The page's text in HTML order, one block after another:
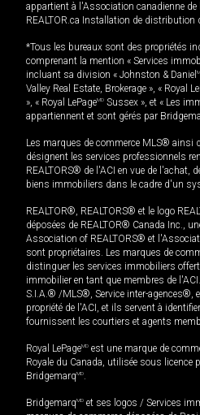
appartient à l'Association canadienne de
REALTOR.ca Installation de distribution
*Tous les bureaux sont des propriétés
comprenant la mention « Services
incluant sa division « Johnston & Daniel
Valley Real Estate, Brokerage », « Royal
», « Royal LePageMD Sussex », et « Les
appartiennent et sont gérés par
Les marques de commerce MLS® ainsi
désignent les services professionnels
REALTORS® de l'ACI en vue de l'achat,
biens immobiliers dans le cadre d'un
REALTOR®, REALTORS® et le logo
déposées de REALTOR® Canada Inc.,
Association of REALTORS® et
sont propriétaires. Les marques de
distinguer les services immobiliers
immobilier en tant que membres de
S.I.A.® /MLS®, Service inter-agences®,
propriété de l'ACI, et ils servent à
fournissent les courtiers et agents
Royal LePageMD est une marque de
Royale du Canada, utilisée sous licence
BridgemarqMD.
BridgemarqMD et ses logos / Services